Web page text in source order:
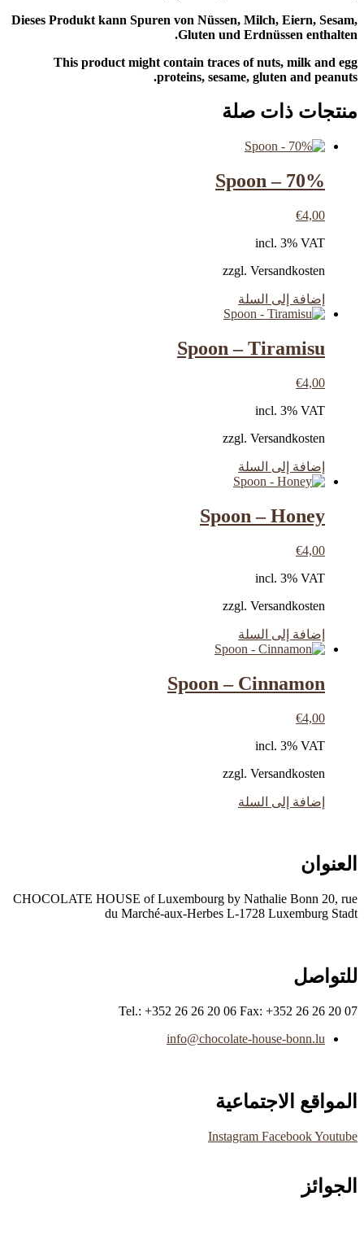
Dieses Produkt kann Spuren von Nüssen, Milch, Eiern, Sesam,
Gluten und Erdnüssen enthalten.
This product might contain traces of nuts, milk and egg
proteins, sesame, gluten and peanuts.
منتجات ذات صلة
Spoon – 70%
€4,00
incl. 3% VAT
zzgl. Versandkosten
إضافة إلى السلة
Spoon – Tiramisu
€4,00
incl. 3% VAT
zzgl. Versandkosten
إضافة إلى السلة
Spoon – Honey
€4,00
incl. 3% VAT
zzgl. Versandkosten
إضافة إلى السلة
Spoon – Cinnamon
€4,00
incl. 3% VAT
zzgl. Versandkosten
إضافة إلى السلة
العنوان
CHOCOLATE HOUSE of Luxembourg by Nathalie Bonn 20, rue
du Marché-aux-Herbes L-1728 Luxemburg Stadt
للتواصل
Tel.: +352 26 26 20 06 Fax: +352 26 26 20 07
info@chocolate-house-bonn.lu
المواقع الاجتماعية
Instagram FacebookYoutube
الجوائز